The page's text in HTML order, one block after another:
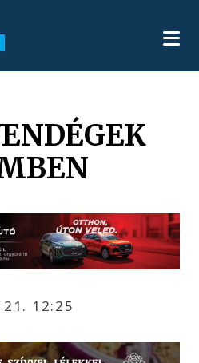
21. 12:25